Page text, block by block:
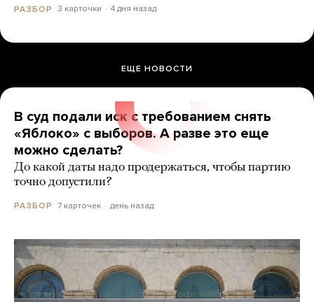
РАЗБОР 3 карточки 4 дня назад
ЕЩЕ НОВОСТИ
В суд подали иск с требованием снять
«Яблоко» с выборов. А разве это еще
можно сделать?
До какой даты надо продержаться, чтобы партию
точно допустили?
РАЗБОР 7 карточек день назад